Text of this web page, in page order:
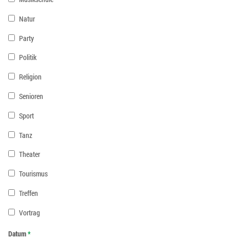
Natur
Party
Politik
Religion
Senioren
Sport
Tanz
Theater
Tourismus
Treffen
Vortrag
Datum*